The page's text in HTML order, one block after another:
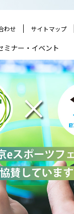
わせ サイトマップ
ミナー・イベント